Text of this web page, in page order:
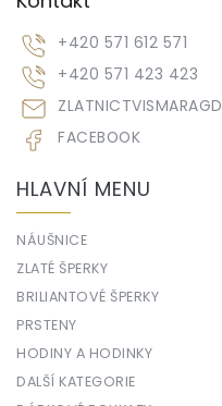
ZLATNICTVISMARAGD
+420 571 612 571
+420 571 423 423
FACEBOOK
HLAVNÍ MENU
NÁUŠNICE
ZLATÉ ŠPERKY
BRILIANTOVÉ ŠPERKY
PRSTENY
HODINY A HODINKY
DALŠÍ KATEGORIE